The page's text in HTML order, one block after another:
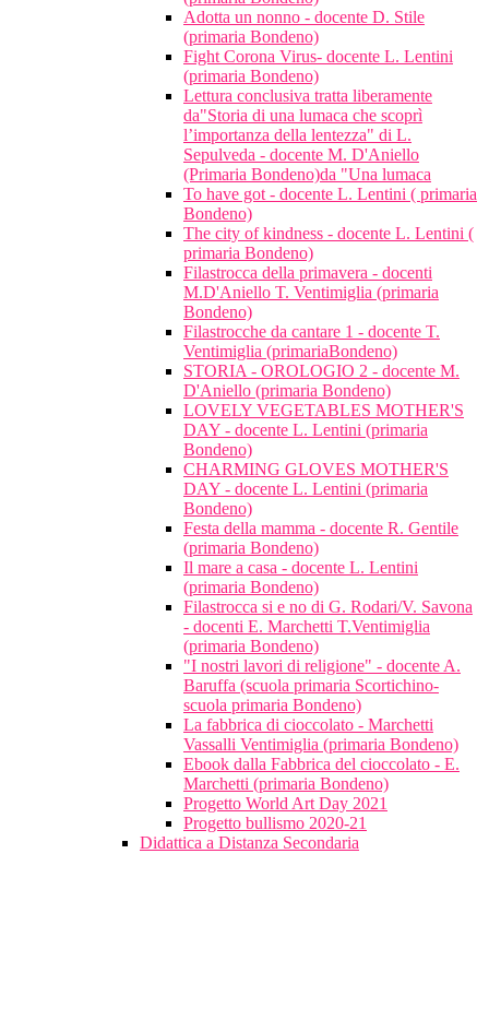
Adotta un nonno - docente D. Stile
(primaria Bondeno)
Fight Corona Virus- docente L. Lentini
(primaria Bondeno)
Lettura conclusiva tratta liberamente
da"Storia di una lumaca che scoprì
l’importanza della lentezza" di L.
Sepulveda - docente M. D'Aniello
(Primaria Bondeno)da "Una lumaca
To have got - docente L. Lentini ( primaria
Bondeno)
The city of kindness - docente L. Lentini (
primaria Bondeno)
Filastrocca della primavera - docenti
M.D'Aniello T. Ventimiglia (primaria
Bondeno)
Filastrocche da cantare 1 - docente T.
Ventimiglia (primariaBondeno)
STORIA - OROLOGIO 2 - docente M.
D'Aniello (primaria Bondeno)
LOVELY VEGETABLES MOTHER'S
DAY - docente L. Lentini (primaria
Bondeno)
CHARMING GLOVES MOTHER'S
DAY - docente L. Lentini (primaria
Bondeno)
Festa della mamma - docente R. Gentile
(primaria Bondeno)
Il mare a casa - docente L. Lentini
(primaria Bondeno)
Filastrocca si e no di G. Rodari/V. Savona
- docenti E. Marchetti T.Ventimiglia
(primaria Bondeno)
"I nostri lavori di religione" - docente A.
Baruffa (scuola primaria Scortichino-
scuola primaria Bondeno)
La fabbrica di cioccolato - Marchetti
Vassalli Ventimiglia (primaria Bondeno)
Ebook dalla Fabbrica del cioccolato - E.
Marchetti (primaria Bondeno)
Progetto World Art Day 2021
Progetto bullismo 2020-21
Didattica a Distanza Secondaria